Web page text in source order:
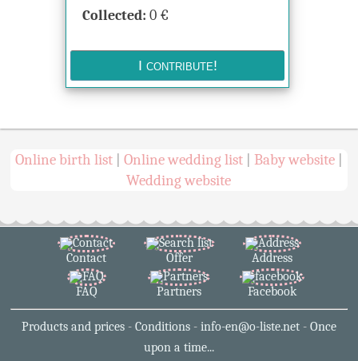
Collected: 0 €
Online birth list| Online wedding list| Baby website|
Wedding website
Contact Offer Address
FAQ Partners Facebook
Products and prices- Conditions- info-en@o-liste.net- Once
upon a time...